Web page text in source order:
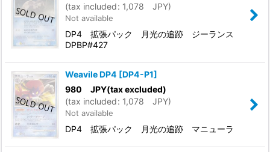
(tax included: 1,078 JPY)
Not available
DP4 拡張パック 月光の追跡 ジーランス
DPBP#427
Weavile DP4 [DP4-P1]
980 JPY(tax excluded)
(tax included: 1,078 JPY)
Not available
DP4 拡張パック 月光の追跡 マニューラ